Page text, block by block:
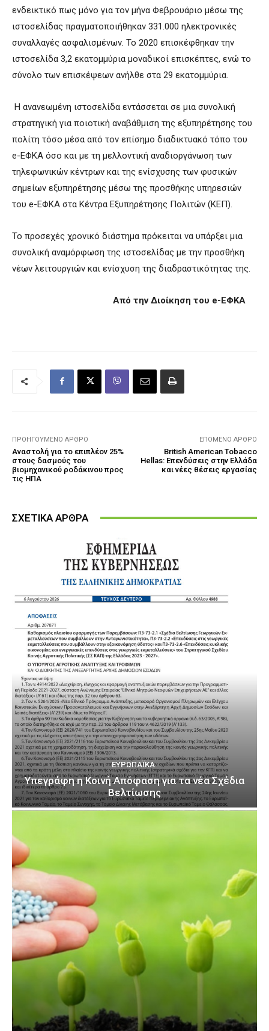
ενδεικτικό πως μόνο για τον μήνα Φεβρουάριο μέσω της
ιστοσελίδας πραγματοποιήθηκαν 331.000 ηλεκτρονικές
συναλλαγές ασφαλισμένων. Το 2020 επισκέφθηκαν την
ιστοσελίδα 3,2 εκατομμύρια μοναδικοί επισκέπτες, ενώ το
σύνολο των επισκέψεων ανήλθε στα 29 εκατομμύρια.
Η ανανεωμένη ιστοσελίδα εντάσσεται σε μια συνολική
στρατηγική για ποιοτική αναβάθμιση της εξυπηρέτησης του
πολίτη τόσο μέσα από τον επίσημο διαδικτυακό τόπο του
e-EΦΚΑ όσο και με τη μελλοντική αναδιοργάνωση των
τηλεφωνικών κέντρων και της ενίσχυσης των φυσικών
σημείων εξυπηρέτησης μέσω της προσθήκης υπηρεσιών
του e-ΕΦΚΑ στα Κέντρα Εξυπηρέτησης Πολιτών (ΚΕΠ).
Το προσεχές χρονικό διάστημα πρόκειται να υπάρξει μια
συνολική αναμόρφωση της ιστοσελίδας με την προσθήκη
νέων λειτουργιών και ενίσχυση της διαδραστικότητας της.
Aπό την Διοίκηση του e-ΕΦΚΑ
ΠΡΟΗΓΟΎΜΕΝΟ ΆΡΘΡΟ
Αναστολή για το επιπλέον 25%
στους δασμούς του
βιομηχανικού ροδάκινου προς
τις ΗΠΑ
ΕΠΌΜΕΝΟ ΆΡΘΡΟ
British American Tobacco
Hellas: Eπενδύσεις στην Ελλάδα
και νέες θέσεις εργασίας
ΣΧΕΤΙΚΑ ΑΡΘΡΑ
ΕΥΡΩΠΑΪΚΆ
Υπεγράφη η Κοινή Απόφαση για τα νέα Σχέδια
Βελτίωσης